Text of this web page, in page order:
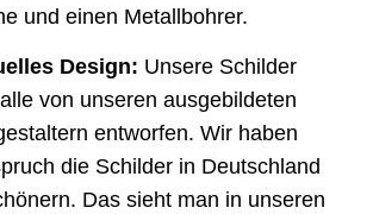
und einen Metallbohrer.
Design: Unsere Schilder
von unseren ausgebildeten
entworfen. Wir haben
die Schilder in Deutschland
Das sieht man in unseren